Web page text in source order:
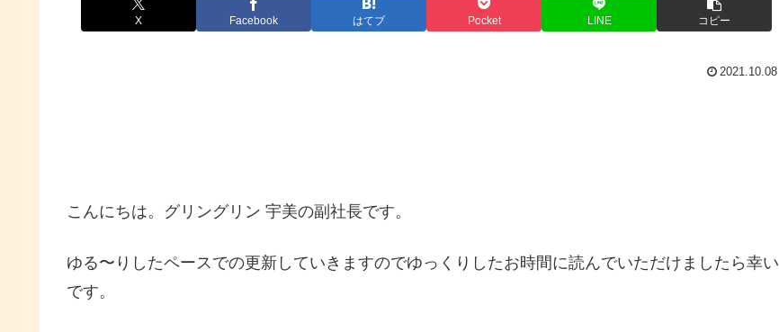
X Facebook はてブ Pocket LINE コピー
2021.10.08
こんにちは。グリングリン 宇美の副社長です。
ゆる〜りしたペースでの更新していきますのでゆっくりしたお時間に読んでいただけましたら幸い
です。